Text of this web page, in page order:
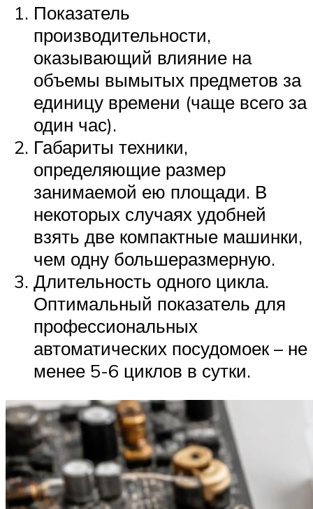
Показатель
производительности,
оказывающий влияние на
объемы вымытых предметов за
единицу времени (чаще всего за
один час).
Габариты техники,
определяющие размер
занимаемой ею площади. В
некоторых случаях удобней
взять две компактные машинки,
чем одну большеразмерную.
Длительность одного цикла.
Оптимальный показатель для
профессиональных
автоматических посудомоек – не
менее 5-6 циклов в сутки.